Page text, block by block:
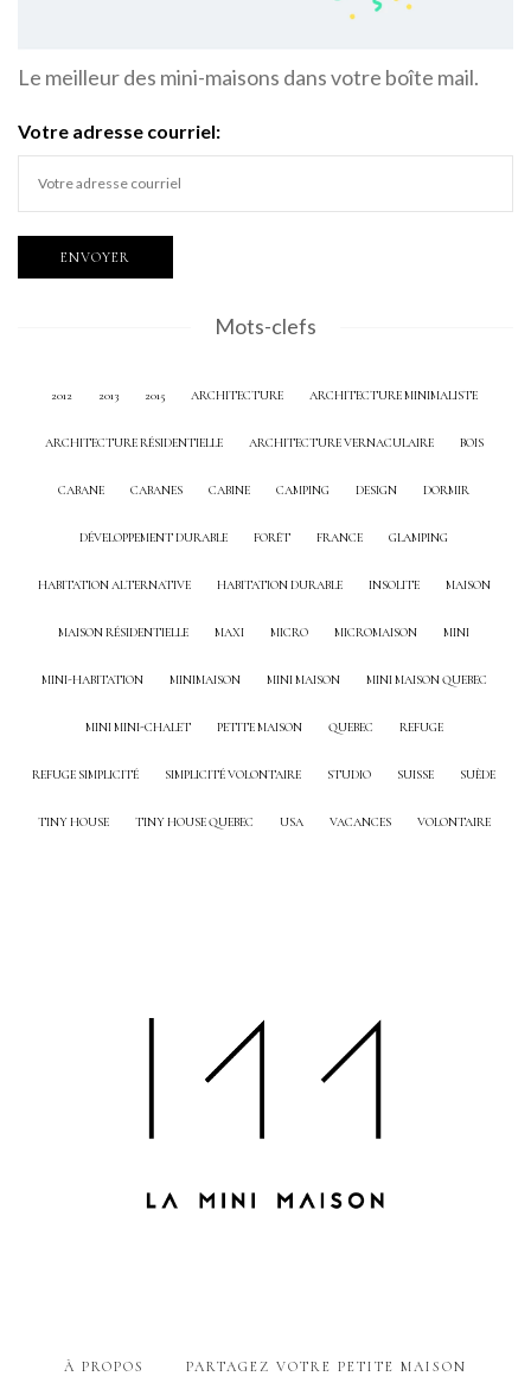
Le meilleur des mini-maisons dans votre boîte mail.
Votre adresse courriel:
Mots-clefs
2012 2013 2015 ARCHITECTURE ARCHITECTURE MINIMALISTE
ARCHITECTURE RÉSIDENTIELLE ARCHITECTURE VERNACULAIRE BOIS
CABANE CABANES CABINE CAMPING DESIGN DORMIR
DÉVELOPPEMENT DURABLE FORÊT FRANCE GLAMPING
HABITATION ALTERNATIVE HABITATION DURABLE INSOLITE MAISON
MAISON RÉSIDENTIELLE MAXI MICRO MICROMAISON MINI
MINI-HABITATION MINIMAISON MINI MAISON MINI MAISON QUEBEC
MINI MINI-CHALET PETITE MAISON QUEBEC REFUGE
REFUGE SIMPLICITÉ SIMPLICITÉ VOLONTAIRE STUDIO SUISSE SUÈDE
TINY HOUSE TINY HOUSE QUEBEC USA VACANCES VOLONTAIRE
À PROPOS PARTAGEZ VOTRE PETITE MAISON